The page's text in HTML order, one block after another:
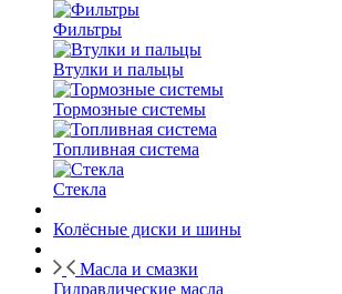
Фильтры
Втулки и пальцы
Тормозные системы
Топливная система
Стекла
Колёсные диски и шины
Масла и смазки
Гидравлические масла